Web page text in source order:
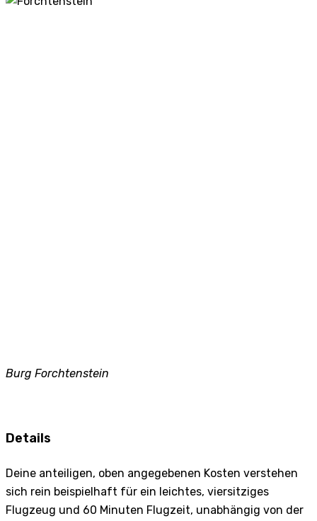
Burg Forchtenstein
Details
Deine anteiligen, oben angegebenen Kosten verstehen
sich rein beispielhaft für ein leichtes, viersitziges
Flugzeug und 60 Minuten Flugzeit, unabhängig von der